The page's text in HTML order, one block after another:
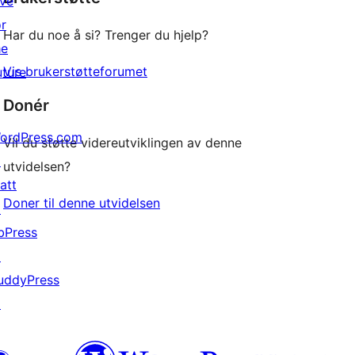
Har du noe å si? Trenger du hjelp?
Vis brukerstøtteforumet
Donér
Vil du støtte videreutviklingen av denne
utvidelsen?
Doner til denne utvidelsen